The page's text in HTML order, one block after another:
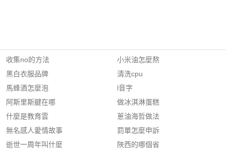
收集no的方法
黑白衣服品牌
馬蜂酒怎麼泡
阿斯里斯腱在哪
什麼是教育雲
無名感人愛情故事
逝世一周年叫什麼
小米油怎麼熬
清洗cpu
l音字
做冰淇淋蛋糕
蔥油海哲做法
罰單怎麼申訴
陜西的哪個省